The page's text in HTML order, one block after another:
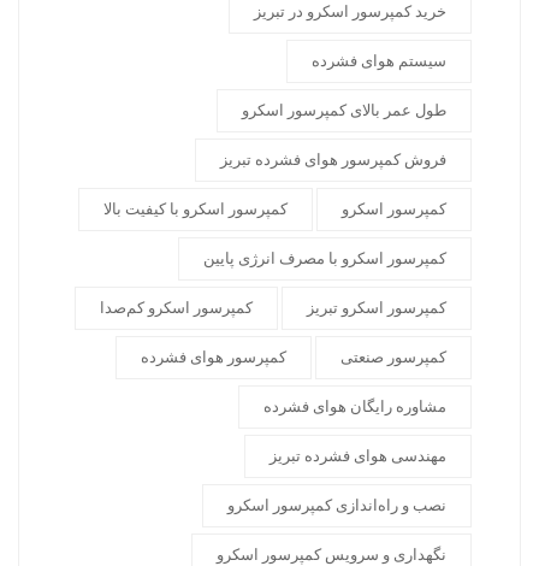
خرید کمپرسور اسکرو در تبریز
سیستم هوای فشرده
طول عمر بالای کمپرسور اسکرو
فروش کمپرسور هوای فشرده تبریز
کمپرسور اسکرو کمپرسور اسکرو با کیفیت بالا
کمپرسور اسکرو با مصرف انرژی پایین
کمپرسور اسکرو تبریز کمپرسور اسکرو کم‌صدا
کمپرسور صنعتی کمپرسور هوای فشرده
مشاوره رایگان هوای فشرده
مهندسی هوای فشرده تبریز
نصب و راه‌اندازی کمپرسور اسکرو
نگهداری و سرویس کمپرسور اسکرو